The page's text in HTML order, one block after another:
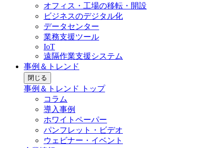
オフィス・工場の移転・開設
ビジネスのデジタル化
データセンター
業務支援ツール
IoT
遠隔作業支援システム
事例＆トレンド
閉じる
事例＆トレンド トップ
コラム
導入事例
ホワイトペーパー
パンフレット・ビデオ
ウェビナー・イベント